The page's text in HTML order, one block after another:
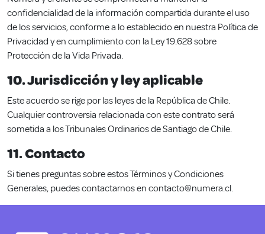
confidencialidad de la información compartida durante el uso
de los servicios, conforme a lo establecido en nuestra Política de
Privacidad y en cumplimiento con la Ley 19.628 sobre
Protección de la Vida Privada.
10. Jurisdicción y ley aplicable
Este acuerdo se rige por las leyes de la República de Chile.
Cualquier controversia relacionada con este contrato será
sometida a los Tribunales Ordinarios de Santiago de Chile.
11. Contacto
Si tienes preguntas sobre estos Términos y Condiciones
Generales, puedes contactarnos en contacto@numera.cl.